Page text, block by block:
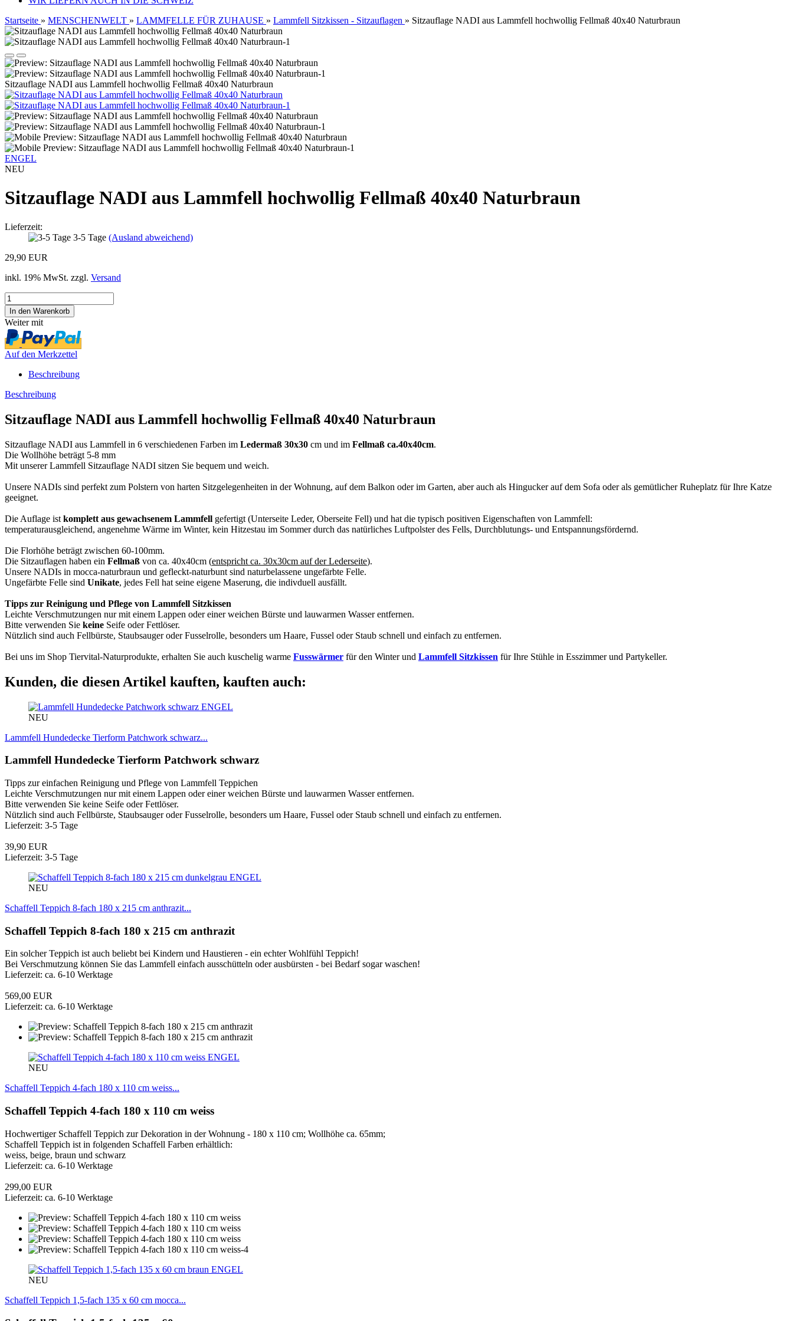
Startseite » MENSCHENWELT » LAMMFELLE FÜR ZUHAUSE » Lammfell Sitzkissen - Sitzauflagen » Sitzauflage NADI aus Lammfell hochwollig Fellmaß 40x40 Naturbraun
Sitzauflage NADI aus Lammfell hochwollig Fellmaß 40x40 Naturbraun
ENGEL
NEU
Sitzauflage NADI aus Lammfell hochwollig Fellmaß 40x40 Naturbraun
Lieferzeit:
3-5 Tage (Ausland abweichend)
29,90 EUR
inkl. 19% MwSt. zzgl. Versand
Weiter mit
Auf den Merkzettel
Beschreibung
Beschreibung
Sitzauflage NADI aus Lammfell hochwollig Fellmaß 40x40 Naturbraun
Sitzauflage NADI aus Lammfell in 6 verschiedenen Farben im Ledermaß 30x30 cm und im Fellmaß ca.40x40cm.
Die Wollhöhe beträgt 5-8 mm
Mit unserer Lammfell Sitzauflage NADI sitzen Sie bequem und weich.
Unsere NADIs sind perfekt zum Polstern von harten Sitzgelegenheiten in der Wohnung, auf dem Balkon oder im Garten, aber auch als Hingucker auf dem Sofa oder als gemütlicher Ruheplatz für Ihre Katze
geeignet.
Die Auflage ist komplett aus gewachsenem Lammfell gefertigt (Unterseite Leder, Oberseite Fell) und hat die typisch positiven Eigenschaften von Lammfell:
temperaturausgleichend, angenehme Wärme im Winter, kein Hitzestau im Sommer durch das natürliches Luftpolster des Fells, Durchblutungs- und Entspannungsfördernd.
Die Florhöhe beträgt zwischen 60-100mm.
Die Sitzauflagen haben ein Fellmaß von ca. 40x40cm (entspricht ca. 30x30cm auf der Lederseite).
Unsere NADIs in mocca-naturbraun und gefleckt-naturbunt sind naturbelassene ungefärbte Felle.
Ungefärbte Felle sind Unikate, jedes Fell hat seine eigene Maserung, die indivduell ausfällt.
Tipps zur Reinigung und Pflege von Lammfell Sitzkissen
Leichte Verschmutzungen nur mit einem Lappen oder einer weichen Bürste und lauwarmen Wasser entfernen.
Bitte verwenden Sie keine Seife oder Fettlöser.
Nützlich sind auch Fellbürste, Staubsauger oder Fusselrolle, besonders um Haare, Fussel oder Staub schnell und einfach zu entfernen.
Bei uns im Shop Tiervital-Naturprodukte, erhalten Sie auch kuschelig warme Fusswärmer für den Winter und Lammfell Sitzkissen für Ihre Stühle in Esszimmer und Partykeller.
Kunden, die diesen Artikel kauften, kauften auch:
ENGEL
NEU
Lammfell Hundedecke Tierform Patchwork schwarz...
Lammfell Hundedecke Tierform Patchwork schwarz
Tipps zur einfachen Reinigung und Pflege von Lammfell Teppichen
Leichte Verschmutzungen nur mit einem Lappen oder einer weichen Bürste und lauwarmen Wasser entfernen.
Bitte verwenden Sie keine Seife oder Fettlöser.
Nützlich sind auch Fellbürste, Staubsauger oder Fusselrolle, besonders um Haare, Fussel oder Staub schnell und einfach zu entfernen.
Lieferzeit: 3-5 Tage
39,90 EUR
Lieferzeit: 3-5 Tage
ENGEL
NEU
Schaffell Teppich 8-fach 180 x 215 cm anthrazit...
Schaffell Teppich 8-fach 180 x 215 cm anthrazit
Ein solcher Teppich ist auch beliebt bei Kindern und Haustieren - ein echter Wohlfühl Teppich!
Bei Verschmutzung können Sie das Lammfell einfach ausschütteln oder ausbürsten - bei Bedarf sogar waschen!
Lieferzeit: ca. 6-10 Werktage
569,00 EUR
Lieferzeit: ca. 6-10 Werktage
ENGEL
NEU
Schaffell Teppich 4-fach 180 x 110 cm weiss...
Schaffell Teppich 4-fach 180 x 110 cm weiss
Hochwertiger Schaffell Teppich zur Dekoration in der Wohnung - 180 x 110 cm; Wollhöhe ca. 65mm;
Schaffell Teppich ist in folgenden Schaffell Farben erhältlich:
weiss, beige, braun und schwarz
Lieferzeit: ca. 6-10 Werktage
299,00 EUR
Lieferzeit: ca. 6-10 Werktage
ENGEL
NEU
Schaffell Teppich 1,5-fach 135 x 60 cm mocca...